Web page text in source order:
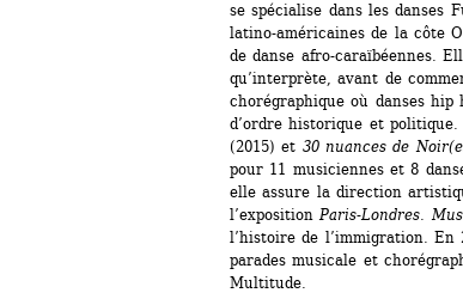
se spécialise dans les danses
latino-américaines de la côte
de danse afro-caraïbéennes.
qu’interprète, avant de
chorégraphique où danses
d’ordre historique et
(2015) et 30 nuances de
pour 11 musiciennes et 8
elle assure la direction
l’exposition Paris-Londres.
l’histoire de l’immigration.
parades musicale et
Multitude.